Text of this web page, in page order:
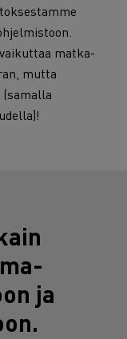
matka-
mutta
ja